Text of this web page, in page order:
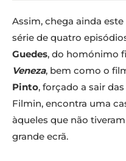
Assim, chega ainda este
série de quatro
Guedes, do homónimo
Veneza, bem como o
Pinto, forçado a sair
Filmin, encontra uma
àqueles que não
grande ecrã.